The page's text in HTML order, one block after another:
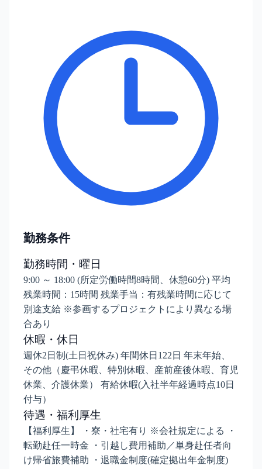
勤務条件
勤務時間・曜日
9:00 ～ 18:00 (所定労働時間8時間、休憩60分) 平均
残業時間：15時間 残業手当：有残業時間に応じて
別途支給 ※参画するプロジェクトにより異なる場
合あり
休暇・休日
週休2日制(土日祝休み) 年間休日122日 年末年始、
その他（慶弔休暇、特別休暇、産前産後休暇、育児
休業、介護休業） 有給休暇(入社半年経過時点10日
付与）
待遇・福利厚生
【福利厚生】 ・寮・社宅有り ※会社規定による ・
転勤赴任一時金 ・引越し費用補助／単身赴任者向
け帰省旅費補助 ・退職金制度(確定拠出年金制度)